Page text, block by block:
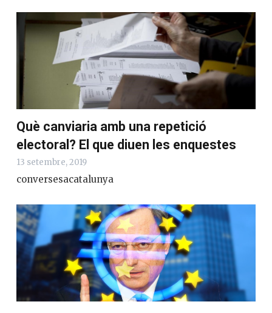
Què canviaria amb una repetició
electoral? El que diuen les enquestes
13 setembre, 2019
conversesacatalunya